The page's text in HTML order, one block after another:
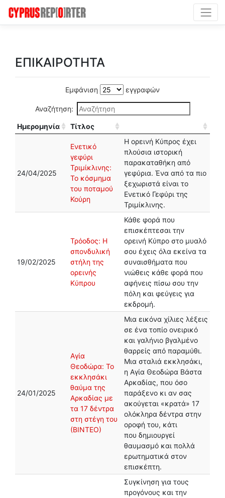
ΕΠΙΚΑΙΡΟΤΗΤΑ
Εμφάνιση εγγραφών
Αναζήτηση:
Ημερομηνία Τίτλος
24/04/2025
Ενετικό
γεφύρι
Τριμίκλινης:
Το κόσμημα
του ποταμού
Κούρη
Η ορεινή Κύπρος έχει
πλούσια ιστορική
παρακαταθήκη από
γεφύρια. Ένα από τα πιο
ξεχωριστά είναι το
Ενετικό Γεφύρι της
Τριμίκλινης.
19/02/2025
Τρόοδος: H
σπονδυλική
στήλη της
ορεινής
Κύπρου
Κάθε φορά που
επισκέπτεσαι την
ορεινή Κύπρο στο μυαλό
σου έχεις όλα εκείνα τα
συναισθήματα που
νιώθεις κάθε φορά που
αφήνεις πίσω σου την
πόλη και φεύγεις για
εκδρομή.
24/01/2025
Αγία
Θεοδώρα: Το
εκκλησάκι
θαύμα της
Αρκαδίας με
τα 17 δέντρα
στη στέγη του
(ΒΙΝΤΕΟ)
Μια εικόνα χίλιες λέξεις
σε ένα τοπίο ονειρικό
και γαλήνιο βγαλμένο
θαρρείς από παραμύθι.
Μια σταλιά εκκλησάκι,
η Αγία Θεοδώρα Βάστα
Αρκαδίας, που όσο
παράξενο κι αν σας
ακούγεται «κρατά» 17
ολόκληρα δέντρα στην
οροφή του, κάτι
που δημιουργεί
θαυμασμό και πολλά
ερωτηματικά στον
επισκέπτη.
Συγκίνηση για τους
προγόνους και την